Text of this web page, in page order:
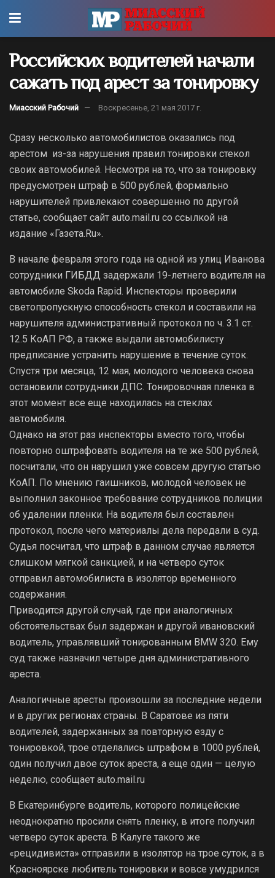
Российских водителей начали
сажать под арест за тонировку
Миасский Рабочий Воскресенье, 21 мая 2017 г.
Сразу несколько автомобилистов оказались под
арестом из-за нарушения правил тонировки стекол
своих автомобилей. Несмотря на то, что за тонировку
предусмотрен штраф в 500 рублей, формально
нарушителей привлекают совершенно по другой
статье, сообщает сайт auto.mail.ru со ссылкой на
издание «Газета.Ru».
В начале февраля этого года на одной из улиц Иванова
сотрудники ГИБДД задержали 19-летнего водителя на
автомобиле Skoda Rapid. Инспекторы проверили
светопропускную способность стекол и составили на
нарушителя административный протокол по ч. 3.1 ст.
12.5 КоАП РФ, а также выдали автомобилисту
предписание устранить нарушение в течение суток.
Спустя три месяца, 12 мая, молодого человека снова
остановили сотрудники ДПС. Тонировочная пленка в
этот момент все еще находилась на стеклах
автомобиля.
Однако на этот раз инспекторы вместо того, чтобы
повторно оштрафовать водителя на те же 500 рублей,
посчитали, что он нарушил уже совсем другую статью
КоАП. По мнению гаишников, молодой человек не
выполнил законное требование сотрудников полиции
об удалении пленки. На водителя был составлен
протокол, после чего материалы дела передали в суд.
Судья посчитал, что штраф в данном случае является
слишком мягкой санкцией, и на четверо суток
отправил автомобилиста в изолятор временного
содержания.
Приводится другой случай, где при аналогичных
обстоятельствах был задержан и другой ивановский
водитель, управлявший тонированным BMW 320. Ему
суд также назначил четыре дня административного
ареста.
Аналогичные аресты произошли за последние недели
и в других регионах страны. В Саратове из пяти
водителей, задержанных за повторную езду с
тонировкой, трое отделались штрафом в 1000 рублей,
один получил двое суток ареста, а еще один — целую
неделю, сообщает auto.mail.ru
В Екатеринбурге водитель, которого полицейские
неоднократно просили снять пленку, в итоге получил
четверо суток ареста. В Калуге такого же
«рецидивиста» отправили в изолятор на трое суток, а в
Красноярске любитель тонировки и вовсе умудрился